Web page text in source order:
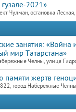
2021»
Чулман, остановка
занятия:
мир Татарстана»
Челны, улица
памяти жертв
город Набережные